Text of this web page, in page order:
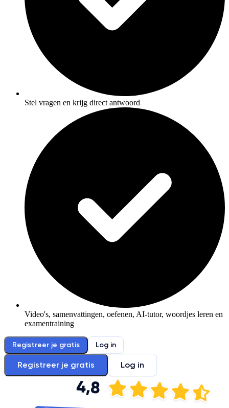
Stel vragen en krijg direct antwoord
Video's, samenvattingen, oefenen, AI-tutor, woordjes leren en
examentraining
Registreer je gratis Log in
Registreer je gratis Log in